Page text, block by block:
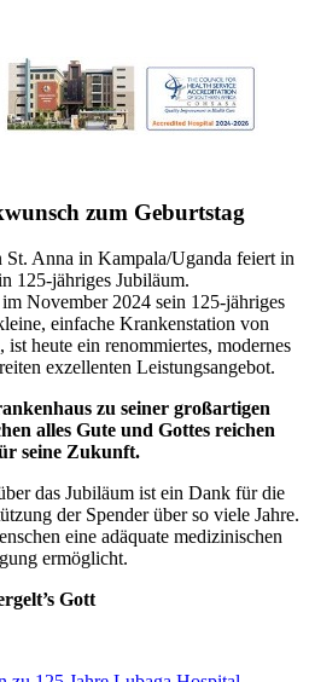
zum Geburtstag
St. Anna in Kampala/Uganda feiert in
125-jähriges Jubiläum.
November 2024 sein 125-jähriges
einfache Krankenstation von
heute ein renommiertes, modernes
exzellenten Leistungsangebot.
zu seiner großartigen
alles Gute und Gottes reichen
seine Zukunft.
das Jubiläum ist ein Dank für die
der Spender über so viele Jahre.
eine adäquate medizinischen
ermöglicht.
Gott